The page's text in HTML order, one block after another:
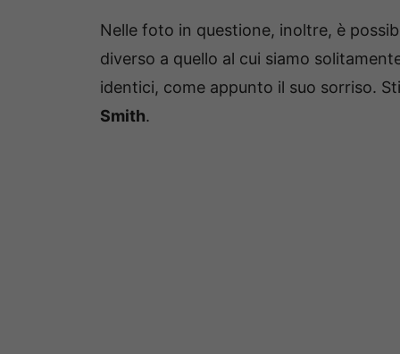
Nelle foto in questione, inoltre, è
diverso a quello al cui siamo
identici, come appunto il suo sorriso.
Smith.